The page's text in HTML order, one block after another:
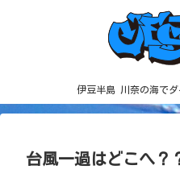
伊豆半島 川奈の海で
台風一過はどこへ？